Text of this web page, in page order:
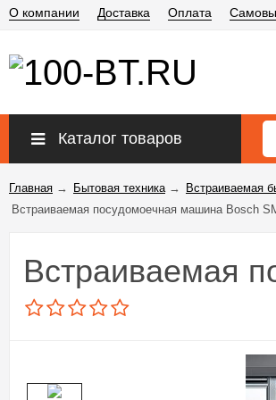
О компании Доставка Оплата
Каталог товаров
Главная → Бытовая техника→ Встраиваемая
Встраиваемая посудомоечная машина Bosch
Встраиваемая